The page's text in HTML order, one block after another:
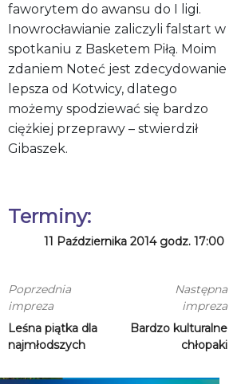
faworytem do awansu do I ligi.
Inowrocławianie zaliczyli falstart w
spotkaniu z Basketem Piłą. Moim
zdaniem Noteć jest zdecydowanie
lepsza od Kotwicy, dlatego
możemy spodziewać się bardzo
ciężkiej przeprawy – stwierdził
Gibaszek.
Terminy:
11 Października 2014 godz. 17:00
Poprzednia
impreza
Leśna piątka dla
najmłodszych
Następna
impreza
Bardzo kulturalne
chłopaki